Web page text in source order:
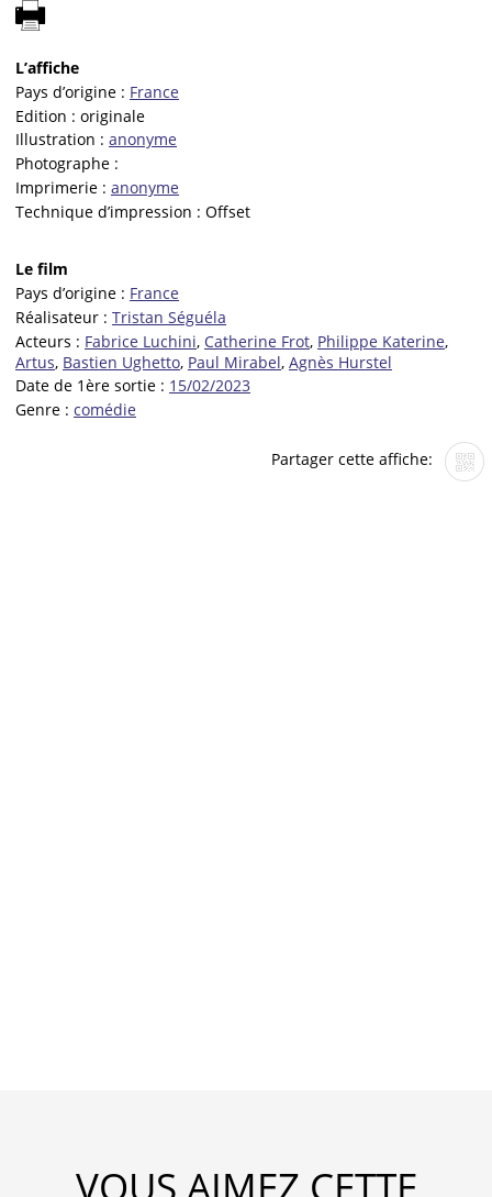
L’affiche
Pays d’origine : France
Edition : originale
Illustration : anonyme
Photographe :
Imprimerie : anonyme
Technique d’impression : Offset
Le film
Pays d’origine : France
Réalisateur : Tristan Séguéla
Acteurs : Fabrice Luchini, Catherine Frot, Philippe Katerine,
Artus, Bastien Ughetto, Paul Mirabel, Agnès Hurstel
Date de 1ère sortie : 15/02/2023
Genre : comédie
Partager cette affiche:
VOUS AIMEZ CETTE